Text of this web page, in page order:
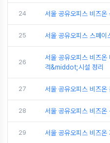
24 서울 공유오피스 비즈
25 서울 공유오피스 스페이
26
서울 공유오피스 비즈
격&middot;시설 정리
27 서울 공유오피스 비즈온
28 서울 공유오피스 비즈
29 서울 공유오피스 비즈온